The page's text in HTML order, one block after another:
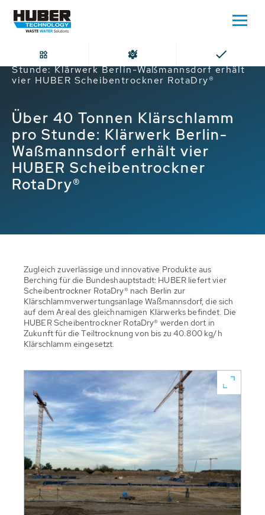
Home
Über 40 Tonnen Klärschlamm pro
Stunde: Klärwerk Berlin-Waßmannsdorf erhält
vier HUBER Scheibentrockner RotaDry®
Über 40 Tonnen Klärschlamm
pro Stunde: Klärwerk Berlin-
Waßmannsdorf erhält vier
HUBER Scheibentrockner
RotaDry®
Zugleich zuverlässige und innovative Produkte aus
Berching für die Bundeshauptstadt: HUBER liefert vier
Scheibentrockner RotaDry® nach Berlin zur
Klärschlammverwertungsanlage Waßmannsdorf, die sich
auf dem Areal des gleichnamigen Klärwerks befindet. Die
HUBER Scheibentrockner RotaDry® werden dort in
Zukunft für die Teiltrocknung von bis zu 40.800 kg/h
Klärschlamm eingesetzt.